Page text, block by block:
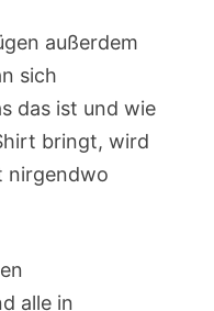
außerdem
sich
das ist und wie
bringt, wird
nirgendwo
alle in